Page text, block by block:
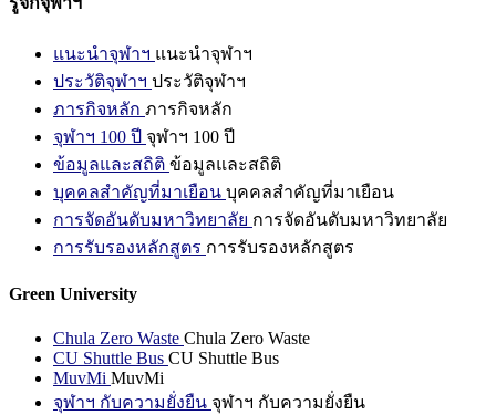
แนะนำจุฬาฯ แนะนำจุฬาฯ
ประวัติจุฬาฯ ประวัติจุฬาฯ
ภารกิจหลัก ภารกิจหลัก
จุฬาฯ 100 ปี จุฬาฯ 100 ปี
ข้อมูลและสถิติ ข้อมูลและสถิติ
บุคคลสำคัญที่มาเยือน บุคคลสำคัญที่มาเยือน
การจัดอันดับมหาวิทยาลัย การจัดอันดับมหาวิทยาลัย
การรับรองหลักสูตร การรับรองหลักสูตร
Green University
Chula Zero Waste Chula Zero Waste
CU Shuttle Bus CU Shuttle Bus
MuvMi MuvMi
จุฬาฯ กับความยั่งยืน จุฬาฯ กับความยั่งยืน